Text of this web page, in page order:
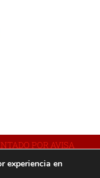
POR AVISA
experiencia en